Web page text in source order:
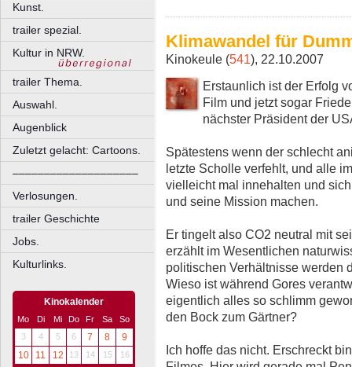
Kunst.
trailer spezial.
Kultur in NRW.
trailer Thema.
Auswahl.
Augenblick
Zuletzt gelacht: Cartoons.
––––––––––––––––––––
Verlosungen.
trailer Geschichte
Jobs.
Kulturlinks.
Kinokalender
Mo Di Mi Do Fr Sa
So
3
4 5 6 7 8
9
10
11 12 13 14 15 16
Klimawandel für
Kinokeule (541), 22.10.2007
Erstaunlich ist der Erfolg
Film und jetzt sogar
nächster Präsident der
Spätestens wenn der schlecht
letzte Scholle verfehlt, und alle
vielleicht mal innehalten und
und seine Mission machen.
Er tingelt also CO2 neutral mit
erzählt im Wesentlichen
politischen Verhältnisse werden
Wieso ist während Gores
eigentlich alles so schlimm
den Bock zum Gärtner?
Ich hoffe das nicht. Erschreckt